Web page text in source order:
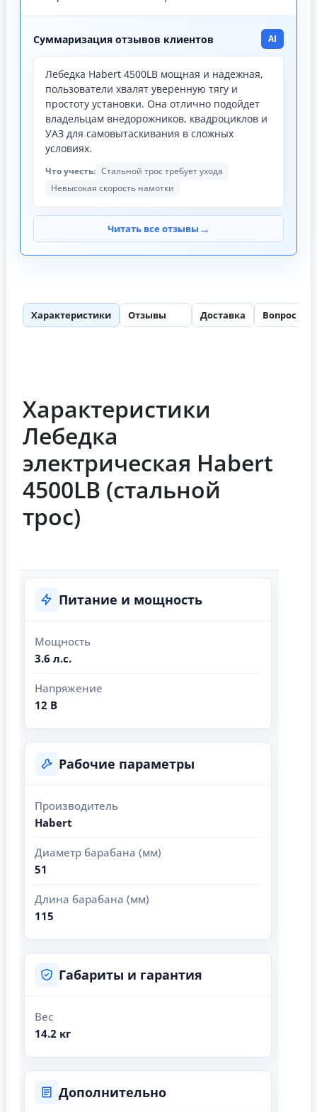
Суммаризация отзывов клиентов AI
Лебедка Habert 4500LB мощная и надежная,
пользователи хвалят уверенную тягу и
простоту установки. Она отлично подойдет
владельцам внедорожников, квадроциклов и
УАЗ для самовытаскивания в сложных
условиях.
Что учесть: Стальной трос требует ухода
Невысокая скорость намотки
Читать все отзывы →
Характеристики Отзывы Доставка Вопросы
Характеристики
Лебедка
электрическая Habert
4500LB (стальной
трос)
Питание и мощность
Мощность
3.6 л.с.
Напряжение
12 В
Рабочие параметры
Производитель
Habert
Диаметр барабана (мм)
51
Длина барабана (мм)
115
Габариты и гарантия
Вес
14.2 кг
Дополнительно